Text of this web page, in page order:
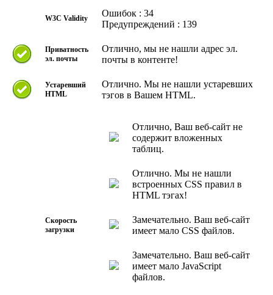
W3C Validity
Ошибок : 34
Предупреждений : 139
Приватность
эл. почты
Отлично, мы не нашли адрес эл.
почты в контенте!
Устаревший
HTML
Отлично. Мы не нашли устаревших
тэгов в Вашем HTML.
Скорость
загрузки
Отлично, Ваш веб-сайт не
содержит вложенных
таблиц.
Отлично. Мы не нашли
встроенных CSS правил в
HTML тэгах!
Замечательно. Ваш веб-сайт
имеет мало CSS файлов.
Замечательно. Ваш веб-сайт
имеет мало JavaScript
файлов.